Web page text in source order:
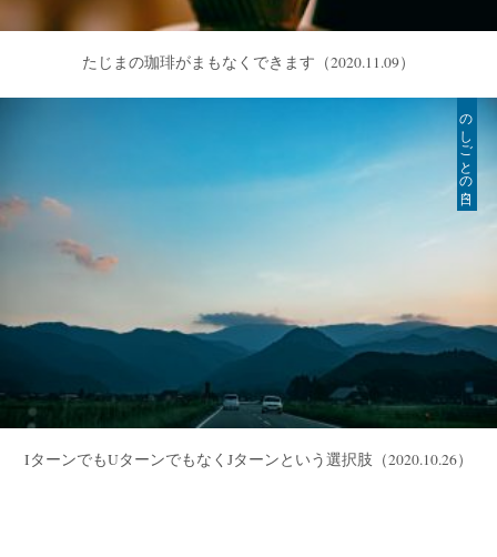
たじまの珈琲がまもなくできます （2020.11.09）
のしごとの日々
IターンでもUターンでもなくJターンという選択肢 （2020.10.26）